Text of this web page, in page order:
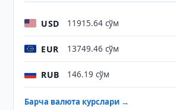
USD 11915.64 сўм
EUR 13749.46 сўм
RUB 146.19 сўм
Барча валюта курслари →